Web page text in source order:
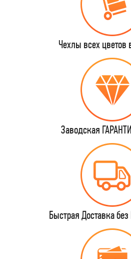
Чехлы всех цветов
Заводская
Быстрая Доставка